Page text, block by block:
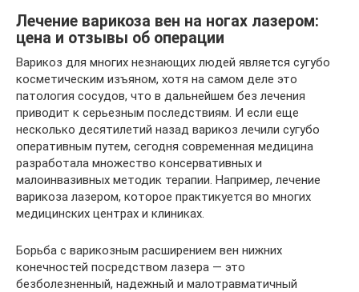
Лечение варикоза вен на ногах лазером:
цена и отзывы об операции
Варикоз для многих незнающих людей является сугубо
косметическим изъяном, хотя на самом деле это
патология сосудов, что в дальнейшем без лечения
приводит к серьезным последствиям. И если еще
несколько десятилетий назад варикоз лечили сугубо
оперативным путем, сегодня современная медицина
разработала множество консервативных и
малоинвазивных методик терапии. Например, лечение
варикоза лазером, которое практикуется во многих
медицинских центрах и клиниках.
Борьба с варикозным расширением вен нижних
конечностей посредством лазера — это
безболезненный, надежный и малотравматичный